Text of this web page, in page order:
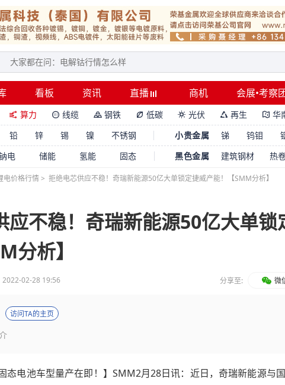
看板 资讯 直播 商机 会展•考察
 算力  线缆  钢铁  低碳  光伏  再生  华
铅 锌 锡 镍 不锈钢 小贵金属 锑 钨钼
电 储能 氢能 固态 黑色金属 建筑钢材 热
电价格行情> 拒绝电芯供应不稳！奇瑞新能源50亿大单锁定捷威产能！【SMM分析】
应不稳！奇瑞新能源50亿大单锁
分析】
2022-02-28 19:56 分享至: 微
访问TA的主页
态电池车型量产在即！】SMM2月28日讯：近日，奇瑞新能源与